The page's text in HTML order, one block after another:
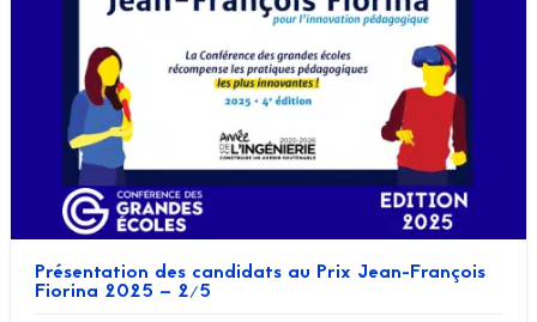
Présentation des candidats au Prix Jean-François
Fiorina 2025 – 2/5